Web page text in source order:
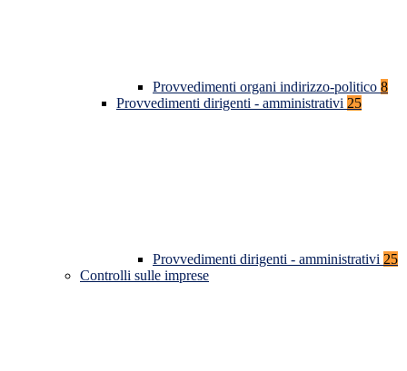
Provvedimenti organi indirizzo-politico 8
Provvedimenti dirigenti - amministrativi 25
Provvedimenti dirigenti - amministrativi 25
Controlli sulle imprese